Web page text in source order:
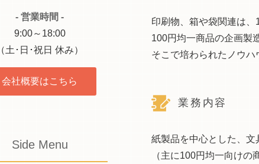
印刷物、箱や袋関連は、
100円均一商品の企画製
そこで培わられたノウハ
業務内容
紙製品を中心とした、
（主に100円均一向けの
- 営業時間 -
9:00～18:00
（土･日･祝日 休み）
会社概要はこちら
Side Menu